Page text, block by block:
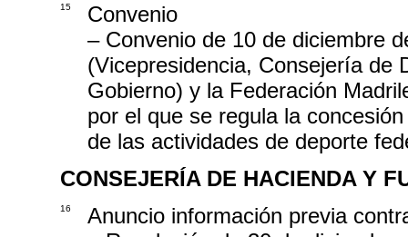
15
Convenio
– Convenio de 10 de diciembre
(Vicepresidencia, Consejería de
Gobierno) y la Federación
por el que se regula la
de las actividades de deporte
CONSEJERÍA DE HACIENDA Y
16
Anuncio información previa